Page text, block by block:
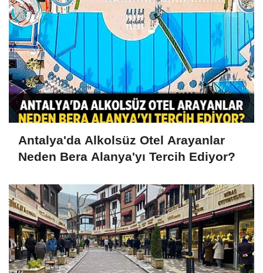
Antalya'da Alkolsüz Otel Arayanlar
Neden Bera Alanya'yı Tercih Ediyor?